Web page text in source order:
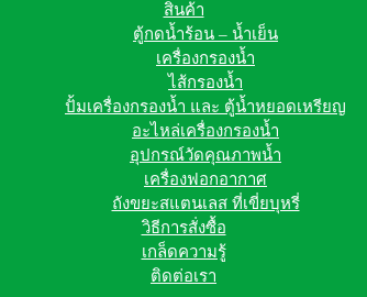
สินค้า
ตู้กดน้ำร้อน – น้ำเย็น
เครื่องกรองน้ำ
ไส้กรองน้ำ
ปั้มเครื่องกรองน้ำ และ ตู้น้ำหยอดเหรียญ
อะไหล่เครื่องกรองน้ำ
อุปกรณ์วัดคุณภาพน้ำ
เครื่องฟอกอากาศ
ถังขยะสแตนเลส ที่เขี่ยบุหรี่
วิธีการสั่งซื้อ
เกล็ดความรู้
ติดต่อเรา